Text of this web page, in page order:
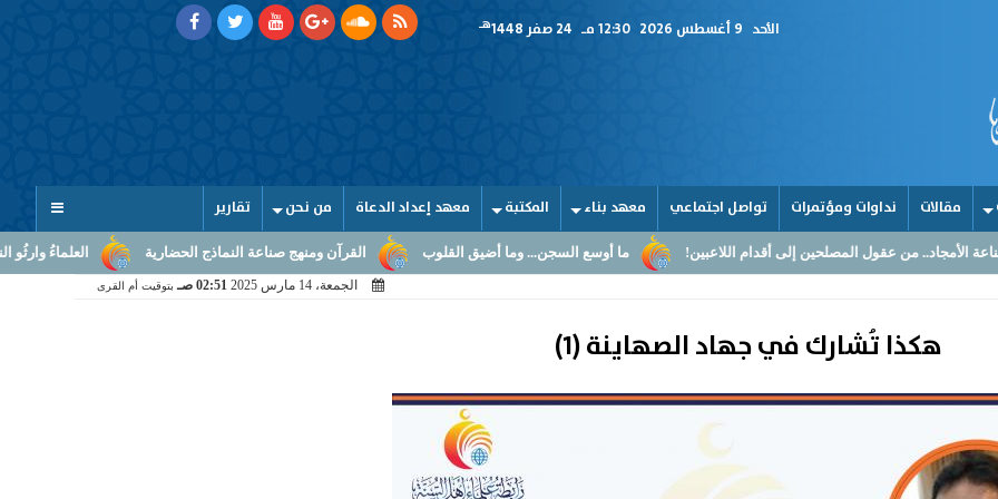
الأحد 12:30 مـ هـ
مقالات نداوات ومؤتمرات تواصل اجتماعي معهد بناء المكتبة معهد إعداد الدعاة من نحن تقارير
العلماءُ وارثُو النبوّة: من القرآن ومنهج صناعة النماذج الحضارية ما أوسع السجن... وما أضيق القلوب عقول المصلحين إلى أقدام اللاعبين!
الجمعة، 14 مارس 2025 02:51 صـ بتوقيت أم القرى
هكذا تُشارك في جهاد الصهاينة (1)